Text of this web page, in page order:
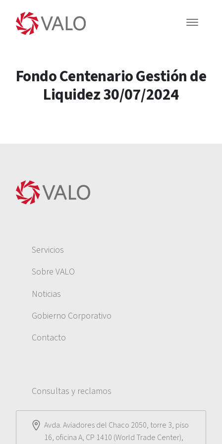
Fondo Centenario Gestión de
Liquidez 30/07/2024
Servicios
Sobre VALO
Noticias
Gobierno Corporativo
Contacto
Consultas y reclamos
Avda. Aviadores del Chaco 2050, torre 3, piso
16, oficina A, CP 1410 (World Trade Center),